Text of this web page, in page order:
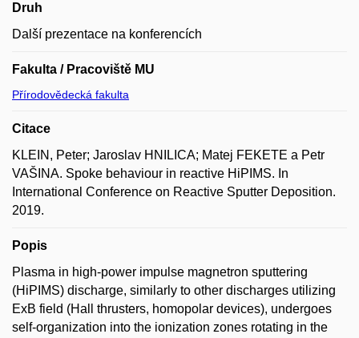
Druh
Další prezentace na konferencích
Fakulta / Pracoviště MU
Přírodovědecká fakulta
Citace
KLEIN, Peter; Jaroslav HNILICA; Matej FEKETE a Petr
VAŠINA. Spoke behaviour in reactive HiPIMS. In
International Conference on Reactive Sputter Deposition.
2019.
Popis
Plasma in high-power impulse magnetron sputtering
(HiPIMS) discharge, similarly to other discharges utilizing
ExB field (Hall thrusters, homopolar devices), undergoes
self-organization into the ionization zones rotating in the